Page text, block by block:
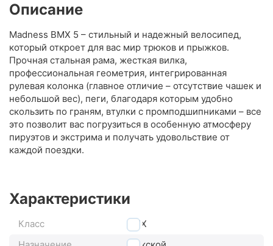
Описание
Madness BMX 5 – стильный и надежный велосипед,
который откроет для вас мир трюков и прыжков.
Прочная стальная рама, жесткая вилка,
профессиональная геометрия, интегрированная
рулевая колонка (главное отличие – отсутствие чашек и
небольшой вес), пеги, благодаря которым удобно
скользить по граням, втулки с промподшипниками – все
это позволит вас погрузиться в особенную атмосферу
пируэтов и экстрима и получать удовольствие от
каждой поездки.
Характеристики
Класс
BMX